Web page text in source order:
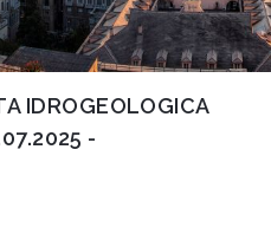
IDROGEOLOGICA
-